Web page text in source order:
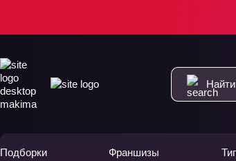
Подборки Франшизы